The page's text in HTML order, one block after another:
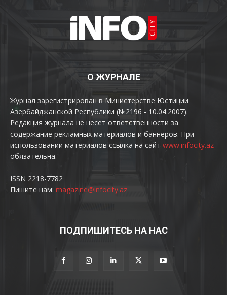
О ЖУРНАЛЕ
Журнал зарегистрирован в Министерстве Юстиции
Азербайджанской Республики (№2196 - 10.04.2007).
Редакция журнала не несет ответственности за
содержание рекламных материалов и баннеров. При
использовании материалов ссылка на сайт www.infocity.az
обязательна.
ISSN 2218-7782
Пишите нам: magazine@infocity.az
ПОДПИШИТЕСЬ НА НАС